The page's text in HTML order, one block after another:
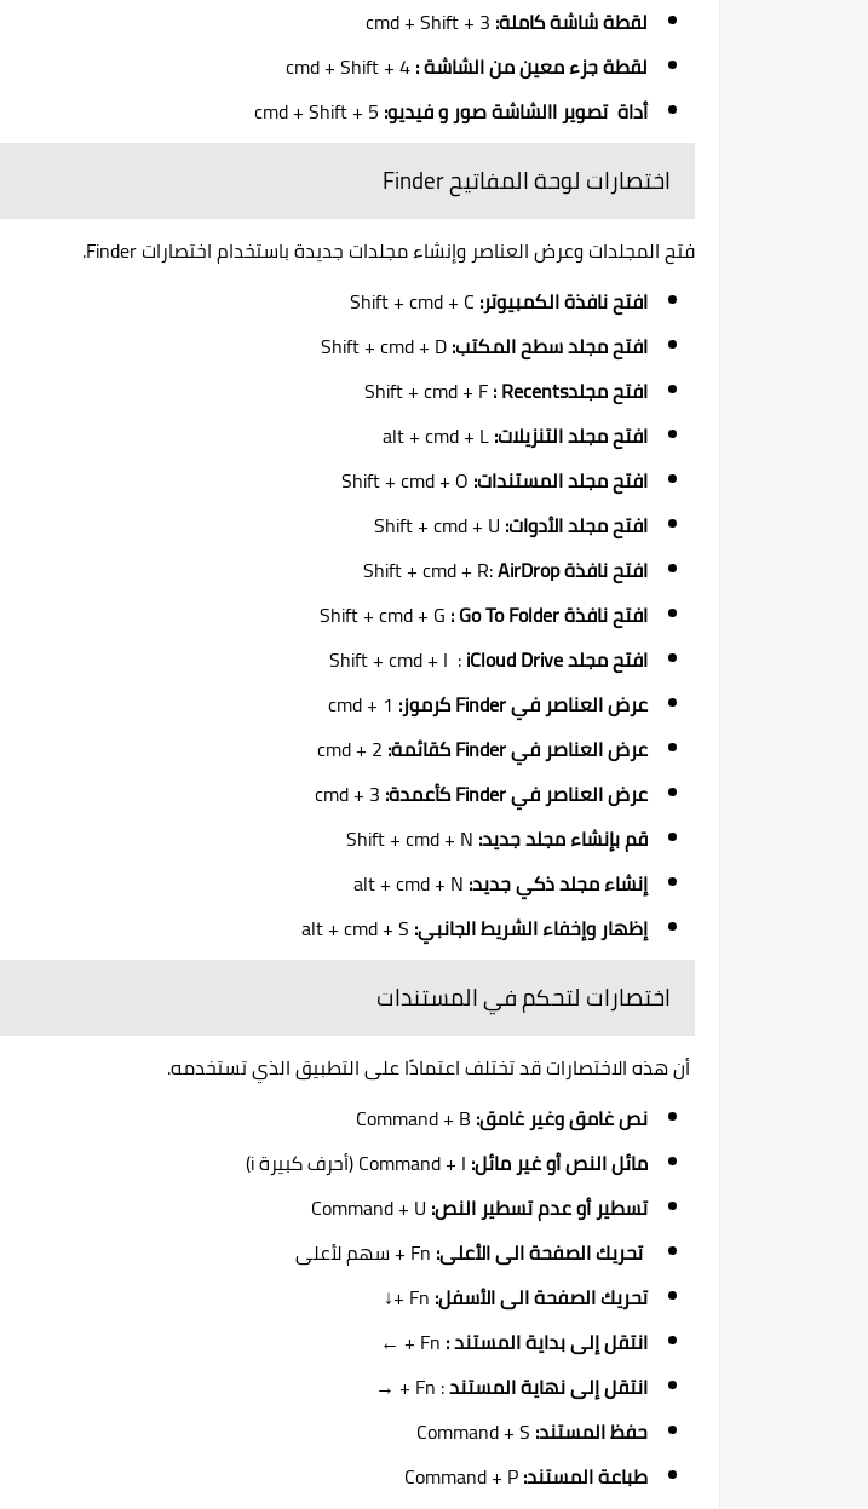
لقطة شاشة كاملة: cmd + Shift + 3
لقطة جزء معين من الشاشة :
أداة تصوير االشاشة صور و فيديو: cmd + Shift + 5
اختصارات لوحة المفاتيح Finder
فتح المجلدات وعرض العناصر وإنشاء مجلدات جديدة باستخدام اختصارات Finder.
افتح نافذة الكمبيوتر: Shift + cmd + C
افتح مجلد سطح المكتب:
افتح مجلد
Shift + cmd + F: Recents
افتح مجلد التنزيلات:
افتح مجلد المستندات:
افتح مجلد الأدوات:
افتح نافذة
Shift + cmd + R:AirDrop
افتح نافذة: Go To Folder
افتح مجلدiCloud Drive
عرض العناصر في Finder كرموز:
عرض العناصر في Finder كقائمة:
عرض العناصر في Finder كأعمدة:
قم بإنشاء مجلد جديد:
إنشاء مجلد ذكي جديد: alt + cmd + N
إظهار وإخفاء الشريط الجانبي:
اختصارات لتحكم في المستندات
أن هذه الاختصارات قد تختلف اعتمادًا على التطبيق الذي تستخدمه.
نص غامق وغير غامق:
مائل النص أو غير مائل:
تسطير أو عدم تسطير النص:
تحريك الصفحة الى الأعلى: Fn + سهم لأعلى
تحريك الصفحة الى الأسفل:
انتقل إلى بداية المستند :
انتقل إلى نهاية المستند: Fn + →
حفظ المستند: Command + S
طباعة المستند: